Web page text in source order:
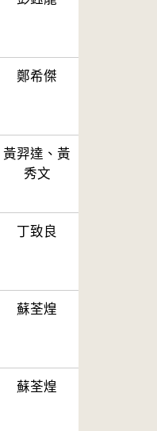
鄭希傑
黃羿達、黃
秀文
丁致良
蘇荃煌
蘇荃煌